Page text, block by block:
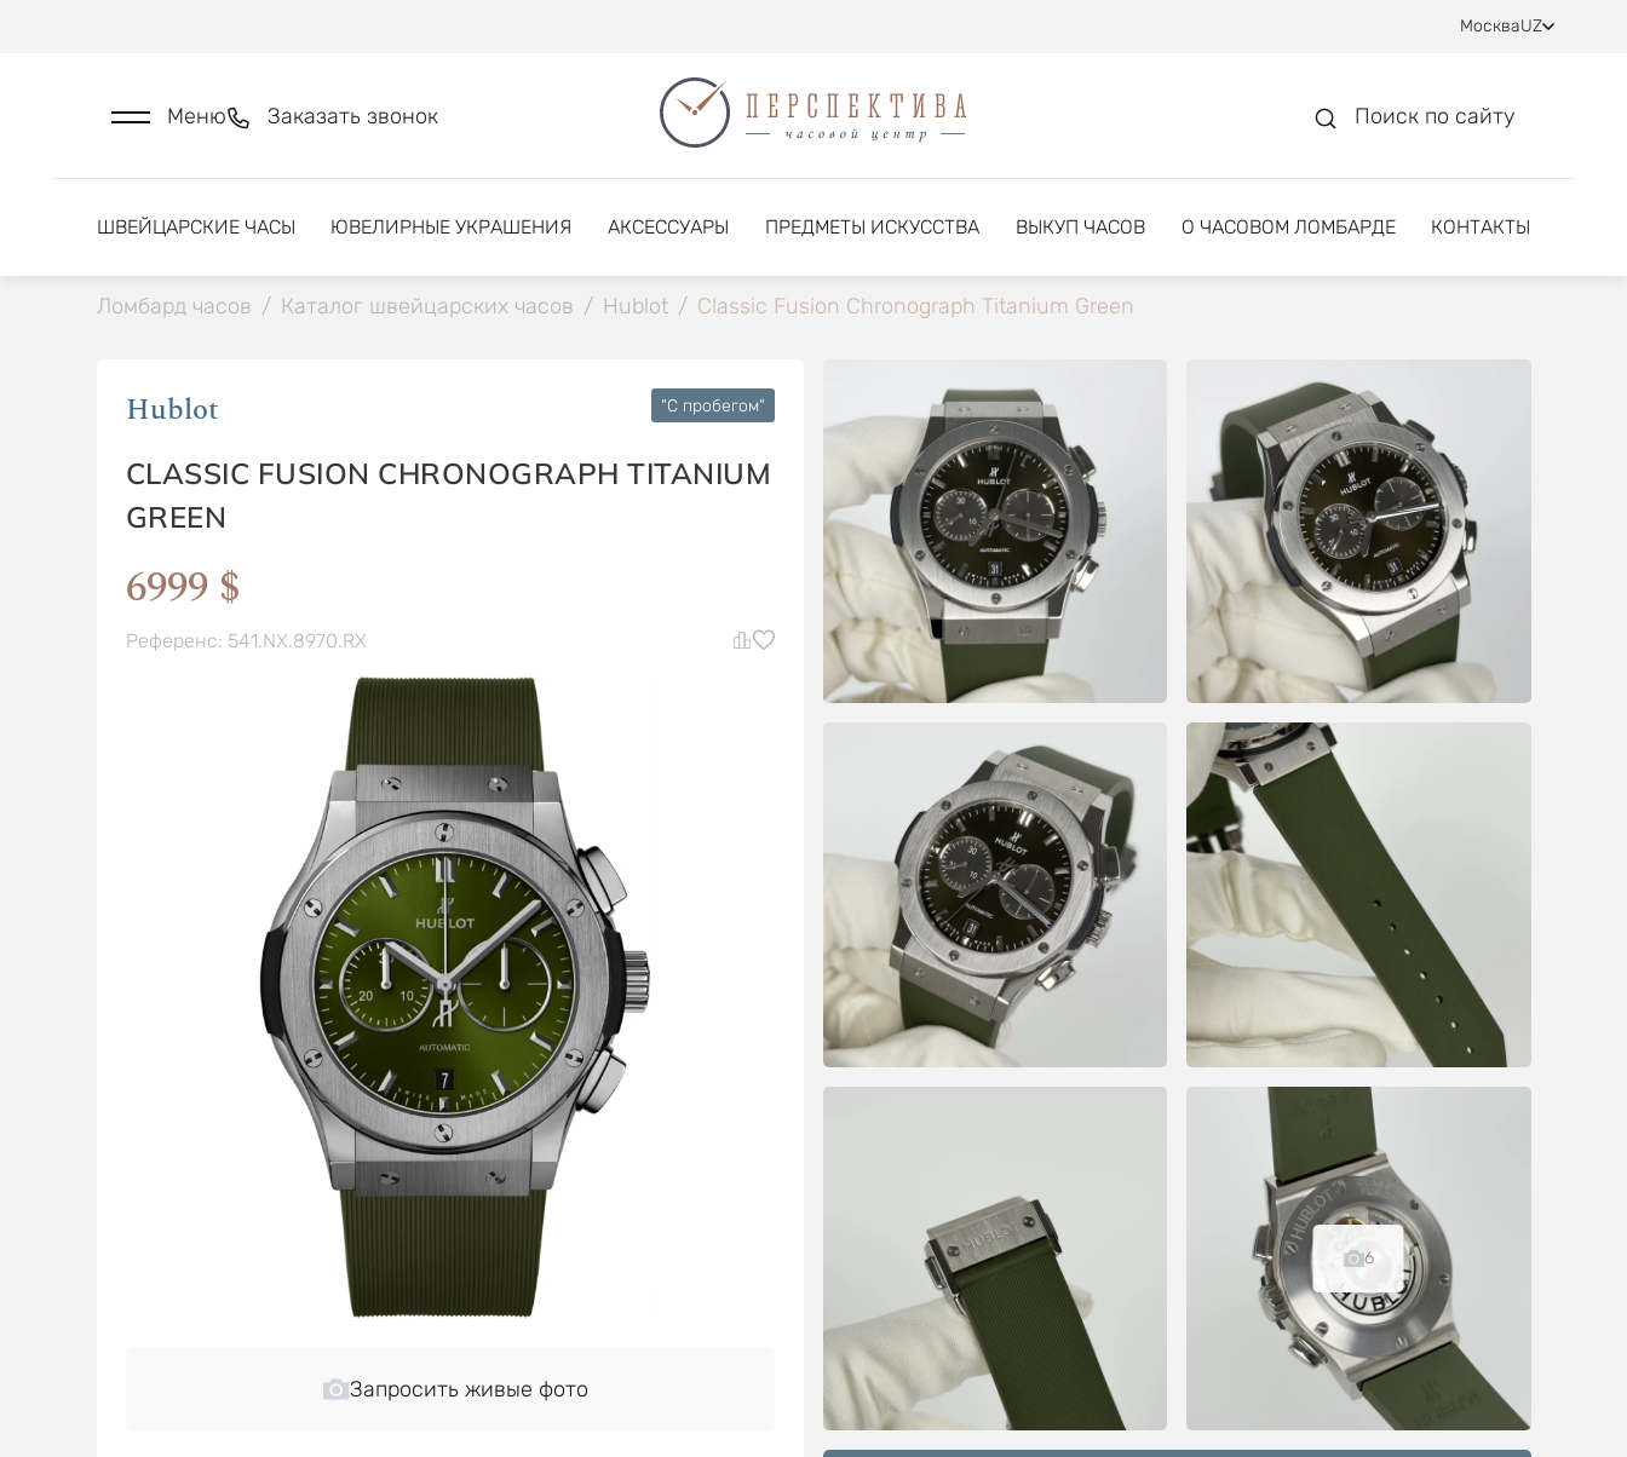
МоскваUZ
Меню Заказать звонок Поиск по сайту
ШВЕЙЦАРСКИЕ ЧАСЫ ЮВЕЛИРНЫЕ УКРАШЕНИЯ АКСЕССУАРЫ ПРЕДМЕТЫ ИСКУССТВА ВЫКУП ЧАСОВ О ЧАСОВОМ ЛОМБАРДЕ КОНТАКТЫ
Ломбард часов / Каталог швейцарских часов / Hublot / Classic Fusion Chronograph Titanium Green
Hublot "C пробегом"
CLASSIC FUSION CHRONOGRAPH TITANIUM
GREEN
6999 $
Референс: 541.NX.8970.RX
Запросить живые фото
6